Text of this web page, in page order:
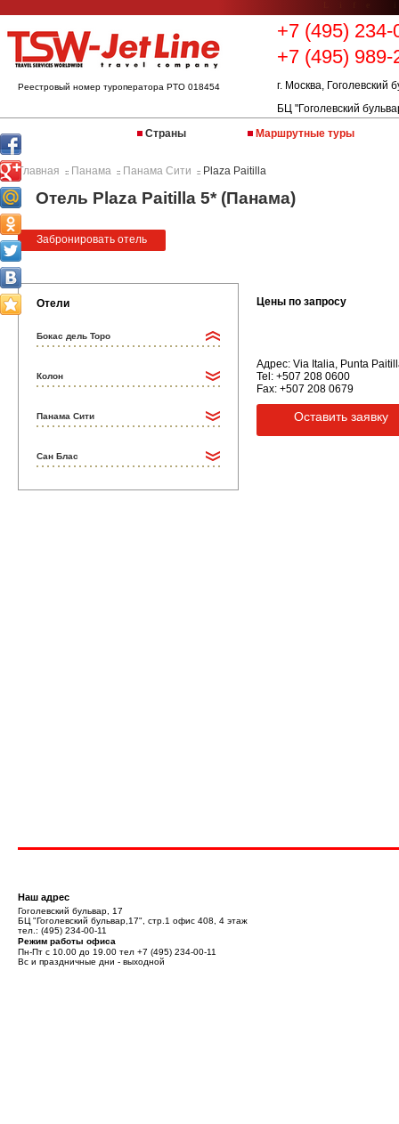
Реестровый номер туроператора РТО 018454
+7 (495) 234-
+7 (495) 989-
г. Москва, Гоголевский
БЦ "Гоголевский
Страны
Маршрутные туры
Главная :: Панама :: Панама Сити :: Plaza Paitilla
Отель Plaza Paitilla 5* (Панама)
Забронировать отель
Отели
Бокас дель Торо
Колон
Панама Сити
Сан Блас
Цены по запросу
Адрес: Via Italia, Punta
Tel: +507 208 0600
Fax: +507 208 0679
Оставить заявку
Наш адрес
Гоголевский бульвар, 17
БЦ "Гоголевский бульвар,17", стр.1 офис 408, 4 этаж
тел.: (495) 234-00-11
Режим работы офиса
Пн-Пт с 10.00 до 19.00 тел +7 (495) 234-00-11
Вс и праздничные дни - выходной